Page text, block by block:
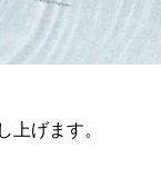
上げます。